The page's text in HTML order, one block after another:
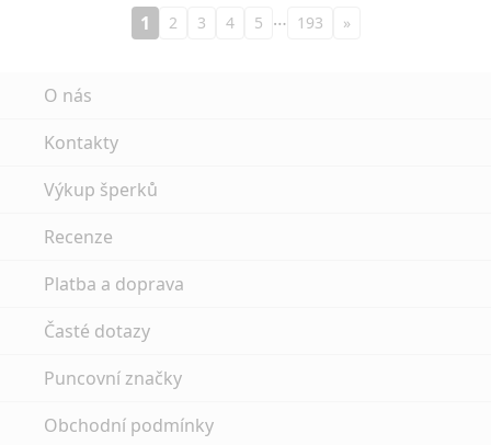
1 2 3 4 5 … 193 »
O nás
Kontakty
Výkup šperků
Recenze
Platba a doprava
Časté dotazy
Puncovní značky
Obchodní podmínky